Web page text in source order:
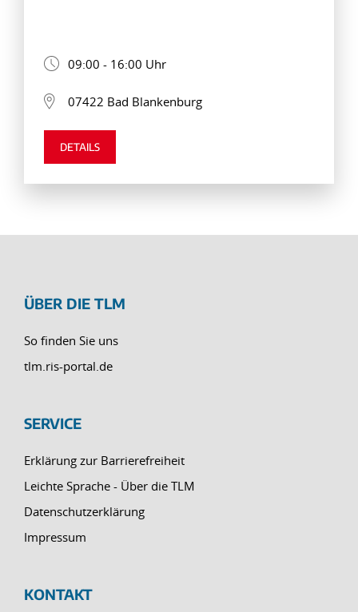
09:00 - 16:00 Uhr
07422 Bad Blankenburg
DETAILS
ÜBER DIE TLM
So finden Sie uns
tlm.ris-portal.de
SERVICE
Erklärung zur Barrierefreiheit
Leichte Sprache - Über die TLM
Datenschutzerklärung
Impressum
KONTAKT